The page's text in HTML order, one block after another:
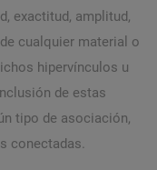
exactitud, amplitud,
cualquier material o
hipervínculos u
de estas
tipo de asociación,
conectadas.